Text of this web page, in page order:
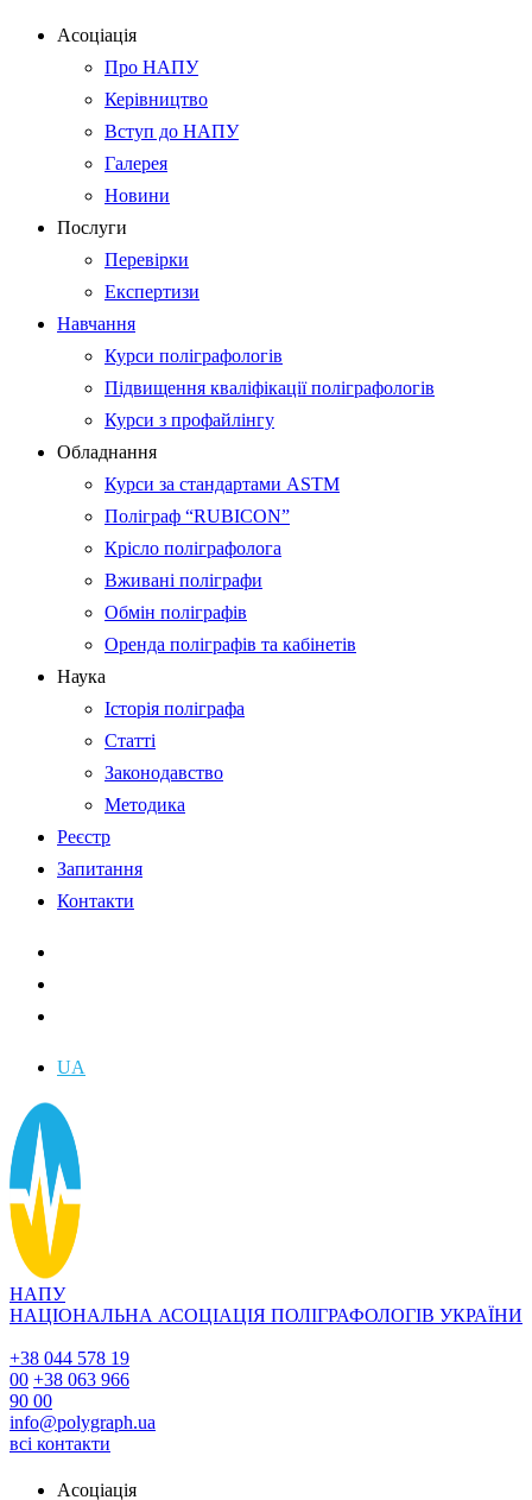
Асоціація
Про НАПУ
Керівництво
Вступ до НАПУ
Галерея
Новини
Послуги
Перевірки
Експертизи
Навчання
Курси поліграфологів
Підвищення кваліфікації поліграфологів
Курси з профайлінгу
Обладнання
Курси за стандартами ASTM
Поліграф “RUBICON”
Крісло поліграфолога
Вживані поліграфи
Обмін поліграфів
Оренда поліграфів та кабінетів
Наука
Історія поліграфа
Статті
Законодавство
Методика
Реєстр
Запитання
Контакти
UA
НАПУ
НАЦІОНАЛЬНА АСОЦІАЦІЯ ПОЛІГРАФОЛОГІВ УКРАЇНИ
+38 044 578 19
00 +38 063 966
90 00
info@polygraph.ua
всі контакти
Асоціація